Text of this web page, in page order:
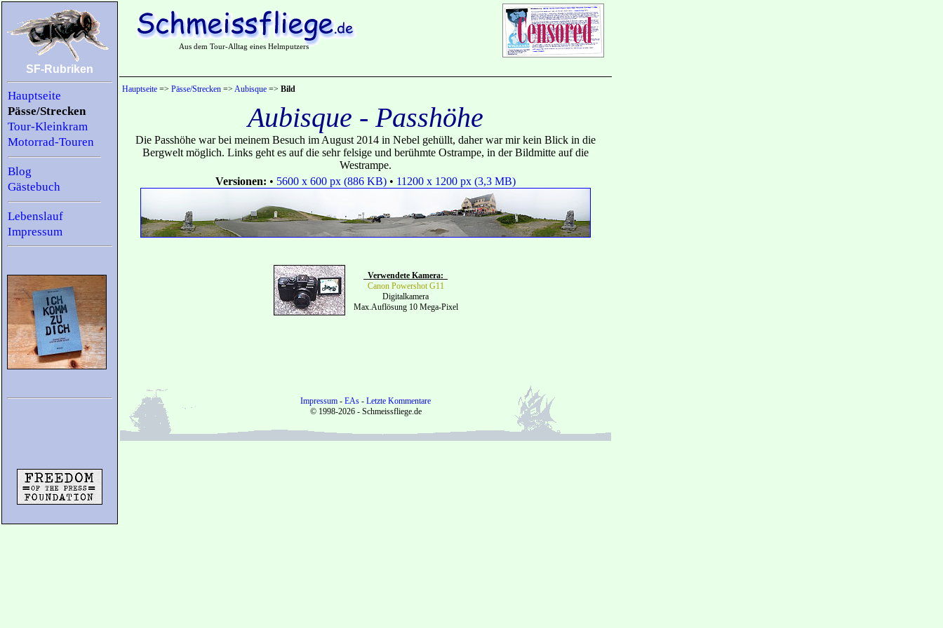
SF-Rubriken
Hauptseite
Pässe/Strecken
Tour-Kleinkram
Motorrad-Touren
Blog
Gästebuch
Lebenslauf
Impressum
Aus dem Tour-Alltag eines Helmputzers
Hauptseite => Pässe/Strecken => Aubisque => Bild
Aubisque - Passhöhe
Die Passhöhe war bei meinem Besuch im August 2014 in Nebel gehüllt, daher war mir kein Blick in die
Bergwelt möglich. Links geht es auf die sehr felsige und berühmte Ostrampe, in der Bildmitte auf die
Westrampe.
Versionen: • 5600 x 600 px (886 KB) • 11200 x 1200 px (3,3 MB)
Verwendete Kamera:
Canon Powershot G11
Digitalkamera
Max.Auflösung 10 Mega-Pixel
Impressum - EAs - Letzte Kommentare
© 1998-2026 - Schmeissfliege.de